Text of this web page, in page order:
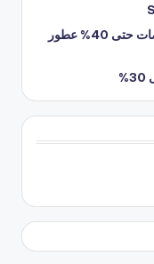
كود خصم قراس للعطور Grasse وتخفيضات حتى 40% عطور